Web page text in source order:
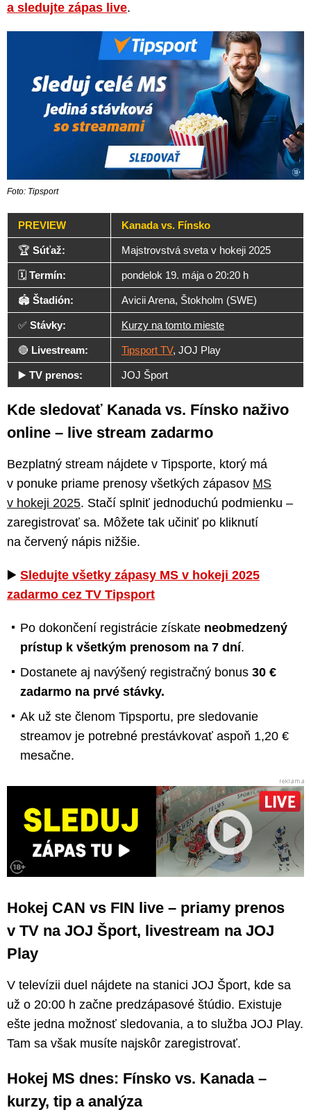
a sledujte zápas live.
Foto: Tipsport
PREVIEW Kanada vs. Fínsko
🏆 Súťaž: Majstrovstvá sveta v hokeji 2025
🗓️ Termín: pondelok 19. mája o 20:20 h
🏟️ Štadión: Avicii Arena, Štokholm (SWE)
✅ Stávky: Kurzy na tomto mieste
🔴 Livestream: Tipsport TV, JOJ Play
▶️ TV prenos: JOJ Šport
Kde sledovať Kanada vs. Fínsko naživo
online – live stream zadarmo
Bezplatný stream nájdete v Tipsporte, ktorý má
v ponuke priame prenosy všetkých zápasov MS
v hokeji 2025. Stačí splniť jednoduchú podmienku –
zaregistrovať sa. Môžete tak učiniť po kliknutí
na červený nápis nižšie.
▶️ Sledujte všetky zápasy MS v hokeji 2025
zadarmo cez TV Tipsport
Po dokončení registrácie získate neobmedzený
prístup k všetkým prenosom na 7 dní.
Dostanete aj navýšený registračný bonus 30 €
zadarmo na prvé stávky.
Ak už ste členom Tipsportu, pre sledovanie
streamov je potrebné prestávkovať aspoň 1,20 €
mesačne.
Hokej CAN vs FIN live – priamy prenos
v TV na JOJ Šport, livestream na JOJ
Play
V televízii duel nájdete na stanici JOJ Šport, kde sa
už o 20:00 h začne predzápasové štúdio. Existuje
ešte jedna možnosť sledovania, a to služba JOJ Play.
Tam sa však musíte najskôr zaregistrovať.
Hokej MS dnes: Fínsko vs. Kanada –
kurzy, tip a analýza